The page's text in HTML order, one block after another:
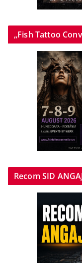
„Fish Tattoo
Recom SID